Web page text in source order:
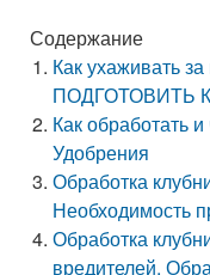
Содержание
Как ухаживать
ПОДГОТОВИТЬ
Как обработать
Удобрения
Обработка
Необходимость
Обработка
вредителей.